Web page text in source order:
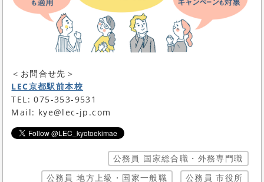
＜お問合せ先＞
LEC京都駅前本校
TEL: 075-353-9531
Mail: kye@lec-jp.com
公務員 国家総合職・外務専門職
公務員 地方上級・国家一般職
公務員 市役所